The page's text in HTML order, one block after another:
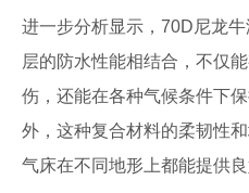
进一步分析显示，70D尼龙
层的防水性能相结合，不仅
伤，还能在各种气候条件下
外，这种复合材料的柔韧性
气床在不同地形上都能提供良